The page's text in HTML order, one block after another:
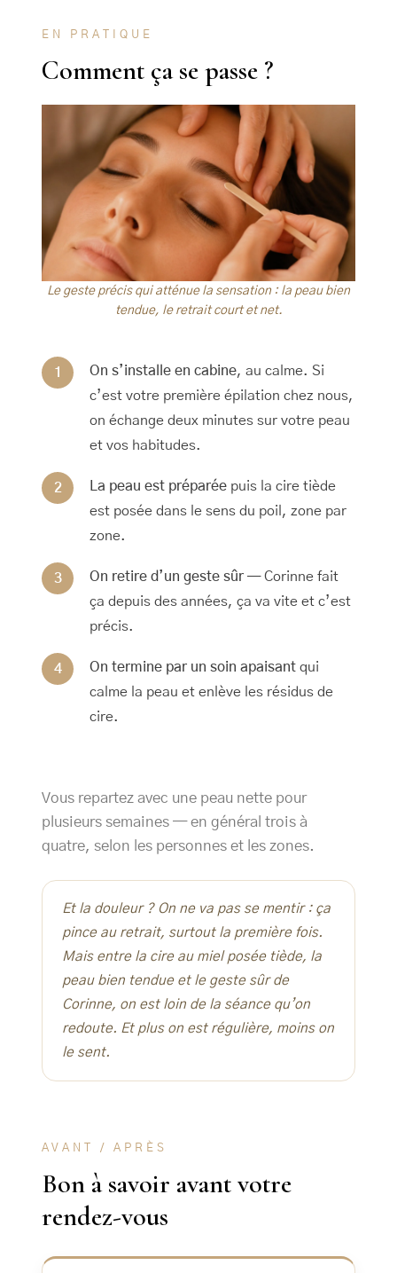
EN PRATIQUE
Comment ça se passe ?
Le geste précis qui atténue la sensation : la peau bien
tendue, le retrait court et net.
On s’installe en cabine, au calme. Si
c’est votre première épilation chez nous,
on échange deux minutes sur votre peau
et vos habitudes.
La peau est préparée puis la cire tiède
est posée dans le sens du poil, zone par
zone.
On retire d’un geste sûr — Corinne fait
ça depuis des années, ça va vite et c’est
précis.
On termine par un soin apaisant qui
calme la peau et enlève les résidus de
cire.
Vous repartez avec une peau nette pour
plusieurs semaines — en général trois à
quatre, selon les personnes et les zones.
Et la douleur ? On ne va pas se mentir : ça
pince au retrait, surtout la première fois.
Mais entre la cire au miel posée tiède, la
peau bien tendue et le geste sûr de
Corinne, on est loin de la séance qu’on
redoute. Et plus on est régulière, moins on
le sent.
AVANT / APRÈS
Bon à savoir avant votre
rendez-vous